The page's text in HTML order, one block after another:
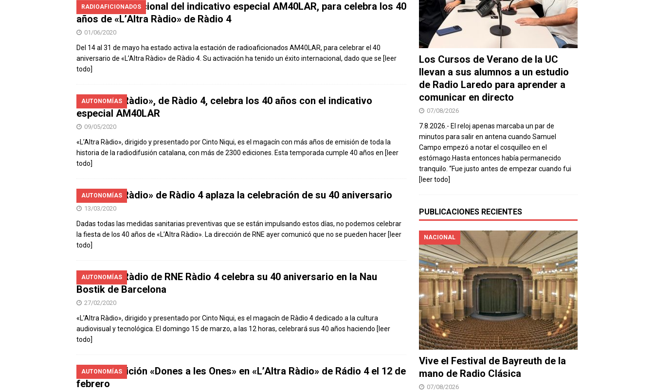
RADIOAFICIONADOS
Éxito internacional del indicativo especial AM40LAR, para celebra los 40
años de «L’Altra Ràdio» de Ràdio 4
01/06/2020
Del 14 al 31 de mayo ha estado activa la estación de radioaficionados AM40LAR, para celebrar el 40
aniversario de «L’Altra Ràdio» de Ràdio 4. Su activación ha tenido un éxito internacional, dado que se [leer
todo]
AUTONOMÍAS
«L’Altra Ràdio», de Ràdio 4, celebra los 40 años con el indicativo
especial AM40LAR
09/05/2020
«L’Altra Ràdio», dirigido y presentado por Cinto Niqui, es el magacín con más años de emisión de toda la
historia de la radiodifusión catalana, con más de 2300 ediciones. Esta temporada cumple 40 años en [leer
todo]
AUTONOMÍAS
«L’Altra Ràdio» de Ràdio 4 aplaza la celebración de su 40 aniversario
13/03/2020
Dadas todas las medidas sanitarias preventivas que se están impulsando estos días, no podemos celebrar
la fiesta de los 40 años de «L’Altra Ràdio». La dirección de RNE ayer comunicó que no se pueden hacer [leer
todo]
AUTONOMÍAS
«L’Altra Ràdio de RNE Ràdio 4 celebra su 40 aniversario en la Nau
Bostik de Barcelona
27/02/2020
«L’Altra Ràdio», dirigido y presentado por Cinto Niqui, es el magacín de Ràdio 4 dedicado a la cultura
audiovisual y tecnológica. El domingo 15 de marzo, a las 12 horas, celebrará sus 40 años haciendo [leer
todo]
AUTONOMÍAS
La exposición «Dones a les Ones» en «L’Altra Ràdio» de Rádio 4 el 12 de
febrero
Los Cursos de Verano de la UC
llevan a sus alumnos a un estudio
de Radio Laredo para aprender a
comunicar en directo
07/08/2026
7.8.2026.- El reloj apenas marcaba un par de
minutos para salir en antena cuando Samuel
Campo empezó a notar el cosquilleo en el
estómago.Hasta entonces había permanecido
tranquilo. “Fue justo antes de empezar cuando fui
[leer todo]
PUBLICACIONES RECIENTES
NACIONAL
Vive el Festival de Bayreuth de la
mano de Radio Clásica
07/08/2026